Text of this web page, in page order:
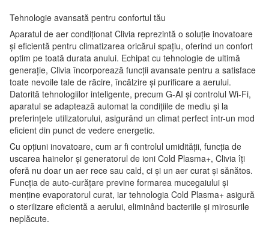
Tehnologie avansată pentru confortul tău
Aparatul de aer condiționat Clivia reprezintă o soluție inovatoare
și eficientă pentru climatizarea oricărui spațiu, oferind un confort
optim pe toată durata anului. Echipat cu tehnologie de ultimă
generație, Clivia încorporează funcții avansate pentru a satisface
toate nevoile tale de răcire, încălzire și purificare a aerului.
Datorită tehnologiilor inteligente, precum G-AI și controlul Wi-Fi,
aparatul se adaptează automat la condițiile de mediu și la
preferințele utilizatorului, asigurând un climat perfect într-un mod
eficient din punct de vedere energetic.
Cu opțiuni inovatoare, cum ar fi controlul umidității, funcția de
uscarea hainelor și generatorul de ioni Cold Plasma+, Clivia îți
oferă nu doar un aer rece sau cald, ci și un aer curat și sănătos.
Funcția de auto-curățare previne formarea mucegaiului și
menține evaporatorul curat, iar tehnologia Cold Plasma+ asigură
o sterilizare eficientă a aerului, eliminând bacteriile și mirosurile
neplăcute.